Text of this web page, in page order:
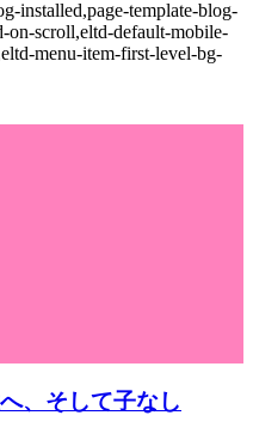
installed,page-template-blog-
on-scroll,eltd-default-mobile-
menu-item-first-level-bg-
、そして子なし